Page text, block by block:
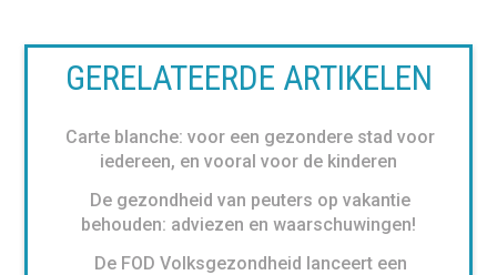
GERELATEERDE ARTIKELEN
Carte blanche: voor een gezondere stad voor
iedereen, en vooral voor de kinderen
De gezondheid van peuters op vakantie
behouden: adviezen en waarschuwingen!
De FOD Volksgezondheid lanceert een